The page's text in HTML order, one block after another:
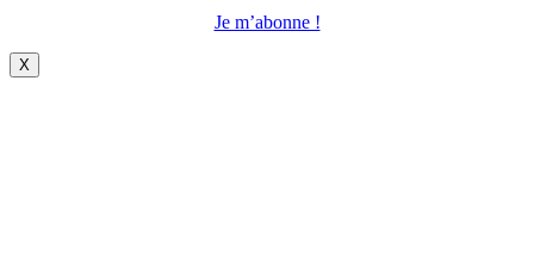
Je m’abonne !
X